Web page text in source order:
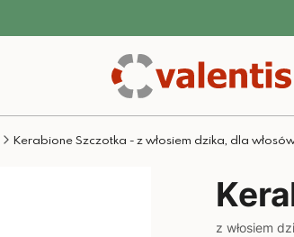
Kerabione Szczotka - z włosiem dzika, dla
z włosiem